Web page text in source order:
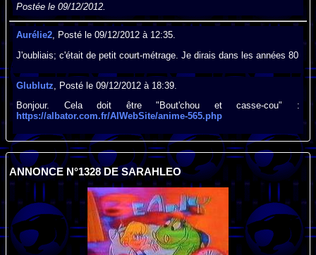
Postée le 09/12/2012.
Aurélie2, Posté le 09/12/2012 à 12:35.
J'oubliais; c'était de petit court-métrage. Je dirais dans les années 80
Glublutz , Posté le 09/12/2012 à 18:39.
Bonjour. Cela doit être "Bout'chou et casse-cou" :
https://albator.com.fr/AlWebSite/anime-565.php
ANNONCE N°1328 DE SARAHLEO